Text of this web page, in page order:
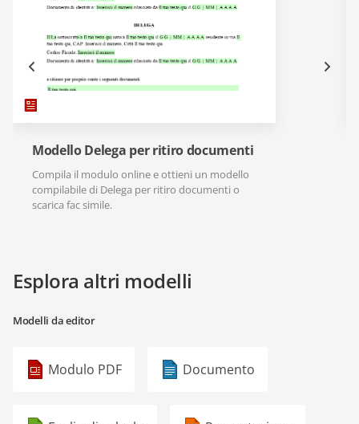
Modello Delega per ritiro documenti
Compila il modulo online e ottieni un modello
compilabile di Delega per ritiro documenti o
scarica fac simile.
Esplora altri modelli
Modelli da editor
Modulo PDF Documento